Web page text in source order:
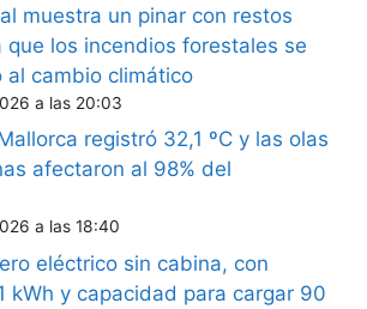
muestra un pinar con restos
que los incendios forestales se
al cambio climático
a las 20:03
registró 32,1 ºC y las olas
afectaron al 98% del
a las 18:40
eléctrico sin cabina, con
kWh y capacidad para cargar 90